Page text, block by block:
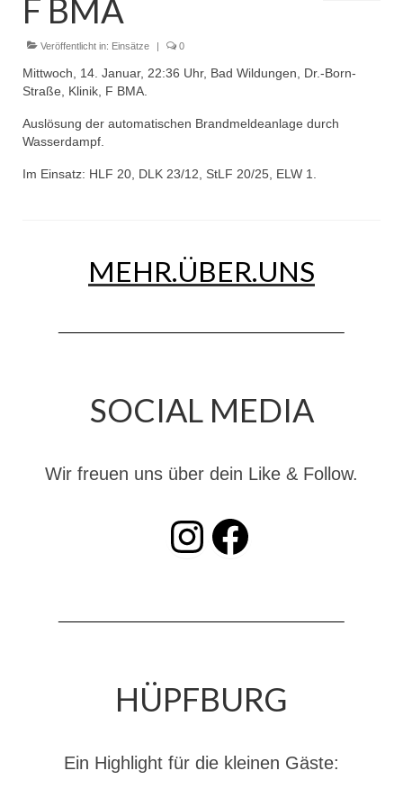
Dienstplan
Einsätze
Einsatzstichworte
Jugendfeuerwehr
25-jähriges Jubiläum Jugendfeuerwehr 2021
Dienstplan
Dienstplan Dekon-Zug
F BMA
Veröffentlicht in: Einsätze | 0
Mittwoch, 14. Januar, 22:36 Uhr, Bad Wildungen, Dr.-Born-
Straße, Klinik, F BMA.
Auslösung der automatischen Brandmeldeanlage durch
Wasserdampf.
Im Einsatz: HLF 20, DLK 23/12, StLF 20/25, ELW 1.
MEHR.ÜBER.UNS
SOCIAL MEDIA
Wir freuen uns über dein Like & Follow.
INSTAGRAM Facebook
HÜPFBURG
Ein Highlight für die kleinen Gäste: